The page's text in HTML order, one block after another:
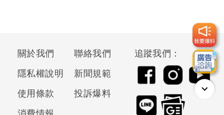
關於我們
聯絡我們
隱私權說明
新聞規範
使用條款
投訴爆料
追蹤我們：